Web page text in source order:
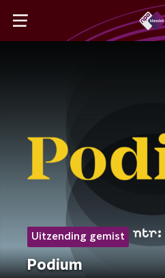
Uitzending gemist
Podium